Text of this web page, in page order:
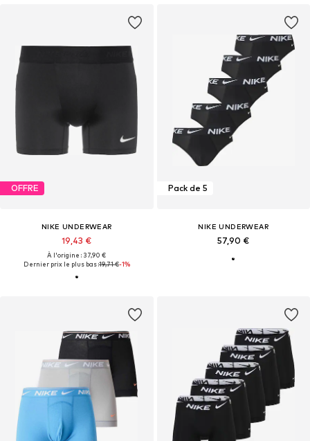
OFFRE
NIKE UNDERWEAR
19,43 €
À l'origine : 37,90 €
Dernier prix le plus bas :19,71 €-1%
Pack de 5
NIKE UNDERWEAR
57,90 €